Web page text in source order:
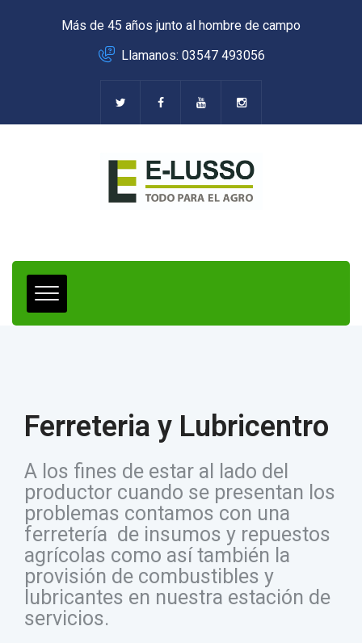
Más de 45 años junto al hombre de campo
Llamanos: 03547 493056
Ferreteria y Lubricentro
A los fines de estar al lado del
productor cuando se presentan los
problemas contamos con una
ferretería de insumos y repuestos
agrícolas como así también la
provisión de combustibles y
lubricantes en nuestra estación de
servicios.